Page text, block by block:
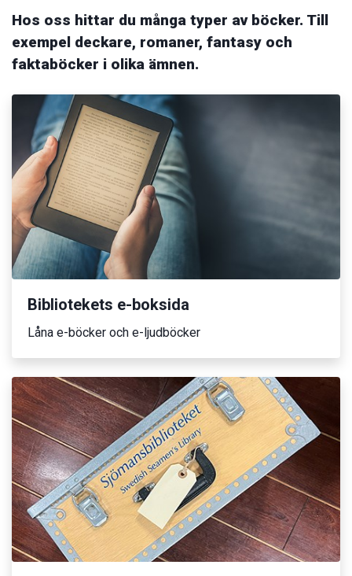
Hos oss hittar du många typer av böcker. Till
exempel deckare, romaner, fantasy och
faktaböcker i olika ämnen.
Bibliotekets e-boksida
Låna e-böcker och e-ljudböcker